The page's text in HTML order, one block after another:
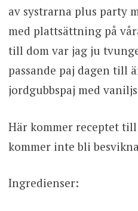
av systrarna plus party
med plattsättning på
till dom var jag ju
passande paj dagen till
jordgubbspaj med
Här kommer receptet
kommer inte bli
Ingredienser: